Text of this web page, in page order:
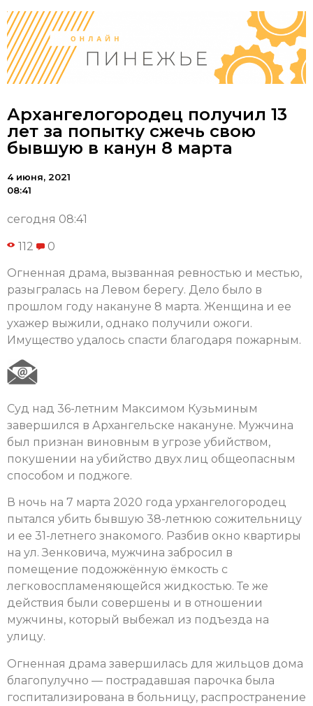
Архангелогородец получил 13
лет за попытку сжечь свою
бывшую в канун 8 марта
4 июня, 2021
08:41
сегодня 08:41
112 0
Огненная драма, вызванная ревностью и местью,
разыгралась на Левом берегу. Дело было в
прошлом году накануне 8 марта. Женщина и ее
ухажер выжили, однако получили ожоги.
Имущество удалось спасти благодаря пожарным.
Суд над 36-летним Максимом Кузьминым
завершился в Архангельске накануне. Мужчина
был признан виновным в угрозе убийством,
покушении на убийство двух лиц общеопасным
способом и поджоге.
В ночь на 7 марта 2020 года урхангелогородец
пытался убить бывшую 38-летнюю сожительницу
и ее 31-летнего знакомого. Разбив окно квартиры
на ул. Зенковича, мужчина забросил в
помещение подожжённую ёмкость с
легковоспламеняющейся жидкостью. Те же
действия были совершены и в отношении
мужчины, который выбежал из подъезда на
улицу.
Огненная драма завершилась для жильцов дома
благопулучно — пострадавшая парочка была
госпитализирована в больницу, распространение